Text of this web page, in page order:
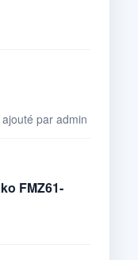
par admin
FMZ61-